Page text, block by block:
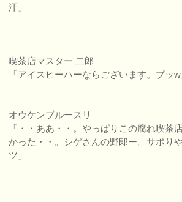
汗」
喫茶店マスター 二郎
「アイスヒーハーならございます。プッw
オウケンブルースリ
「・・ああ・・。やっぱりこの腐れ喫茶
かった・・。シゲさんの野郎ー。サボ
ツ」